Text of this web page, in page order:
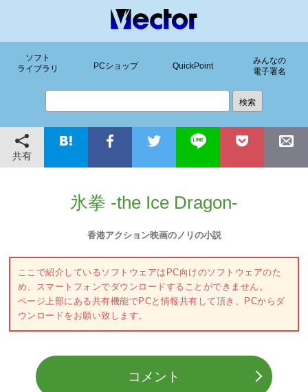
ソフト
ライブラリ
PCショップ QuickPoint
みんなの
電子署名
共有
氷拳 -the Ice Dragon-
香港アクション映画のノリの小説
ここで紹介しているソフトウェアはPC向けのソフトウェアのた
め、スマートフォンでダウンロードすることができません。
ページ上部にある共有機能でPCと情報共有して頂き、PCからダ
ウンロードをお願い致します。
コメント